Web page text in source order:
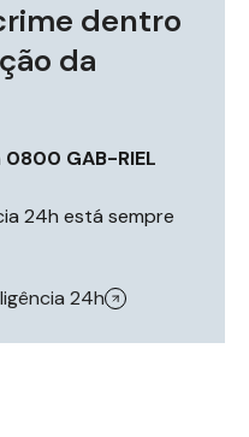
dentro
da
0800 GAB-RIEL
24h está sempre
24h